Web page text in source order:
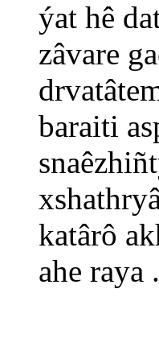
ýat hê
zâvare
baraiti
katârô
ahe raya